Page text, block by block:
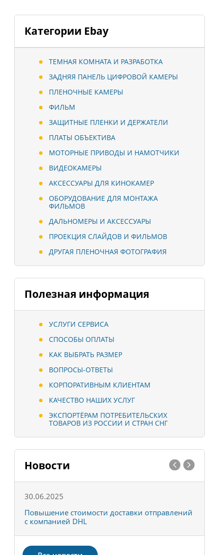
Категории Ebay
ТЕМНАЯ КОМНАТА И РАЗРАБОТКА
ЗАДНЯЯ ПАНЕЛЬ ЦИФРОВОЙ КАМЕРЫ
ПЛЕНОЧНЫЕ КАМЕРЫ
ФИЛЬМ
ЗАЩИТНЫЕ ПЛЕНКИ И ДЕРЖАТЕЛИ
ПЛАТЫ ОБЪЕКТИВА
МОТОРНЫЕ ПРИВОДЫ И НАМОТЧИКИ
ВИДЕОКАМЕРЫ
АКСЕССУАРЫ ДЛЯ КИНОКАМЕР
ОБОРУДОВАНИЕ ДЛЯ МОНТАЖА
ФИЛЬМОВ
ДАЛЬНОМЕРЫ И АКСЕССУАРЫ
ПРОЕКЦИЯ СЛАЙДОВ И ФИЛЬМОВ
ДРУГАЯ ПЛЕНОЧНАЯ ФОТОГРАФИЯ
Полезная информация
УСЛУГИ СЕРВИСА
СПОСОБЫ ОПЛАТЫ
КАК ВЫБРАТЬ РАЗМЕР
ВОПРОСЫ-ОТВЕТЫ
КОРПОРАТИВНЫМ КЛИЕНТАМ
КАЧЕСТВО НАШИХ УСЛУГ
ЭКСПОРТЁРАМ ПОТРЕБИТЕЛЬСКИХ
ТОВАРОВ ИЗ РОССИИ И СТРАН СНГ
Новости
30.06.2025
Повышение стоимости доставки отправлений
с компанией DHL